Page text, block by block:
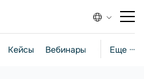
Еще ···
Кейсы Вебинары Стратегии